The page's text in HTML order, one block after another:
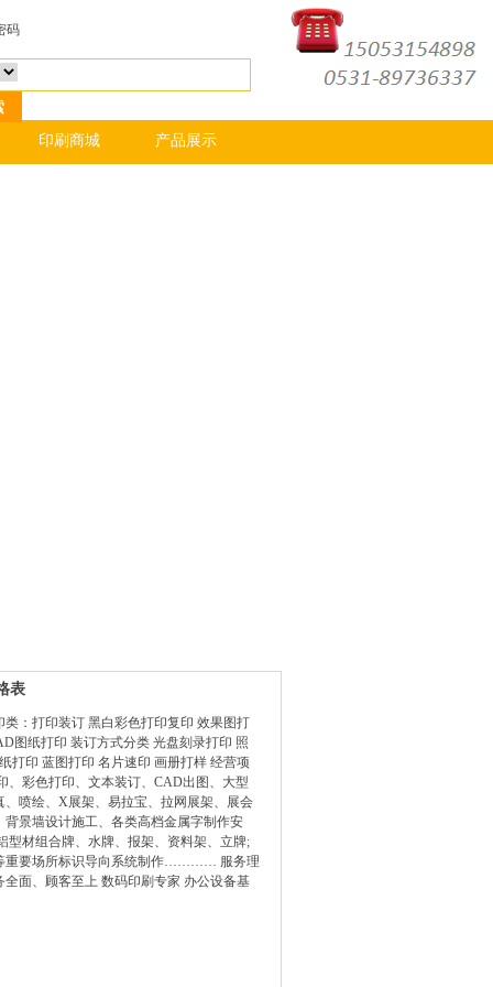
印刷商城 产品展示
码
表
类：打印装订 黑白彩色打印复印 效果图打
图纸打印 装订方式分类 光盘刻录打印 照
打印 蓝图打印 名片速印 画册打样 经营项
、彩色打印、文本装订、CAD出图、大型
、喷绘、X展架、易拉宝、拉网展架、展会
背景墙设计施工、各类高档金属字制作安
型材组合牌、水牌、报架、资料架、立牌;
重要场所标识导向系统制作………… 服务理
全面、顾客至上 数码印刷专家 办公设备基